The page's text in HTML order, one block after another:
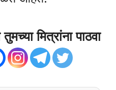
तुमच्या मित्रांना पाठवा